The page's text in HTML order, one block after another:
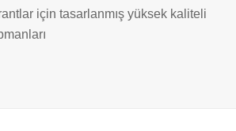
için tasarlanmış yüksek kaliteli